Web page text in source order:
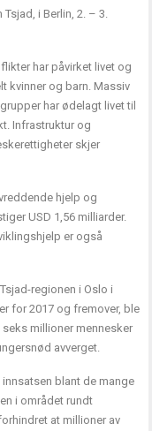
i Berlin, 2. – 3.
har påvirket livet og
kvinner og barn. Massiv
har ødelagt livet til
Infrastruktur og
skjer
hjelp og
USD 1,56 milliarder.
er også
regionen i Oslo i
for 2017 og fremover, ble
millioner mennesker
avverget.
blant de mange
i området rundt
at millioner av